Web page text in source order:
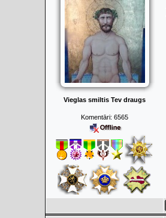
Vieglas smiltis Tev draugs
Komentāri: 6565